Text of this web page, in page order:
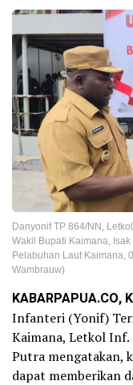
Danyonif TP 864/NN,
Wakil Bupati Kaimana,
Pelabuhan Laut Kaimana,
Wambrauw)
KABARPAPUA.CO,
Infanteri (Yonif)
Kaimana, Letkol Inf.
Putra mengatakan,
dapat memberikan